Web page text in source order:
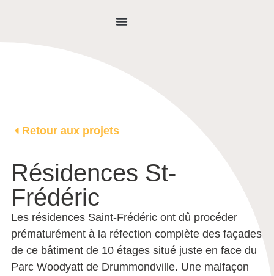
Retour aux projets
Résidences St-
Frédéric
Les résidences Saint-Frédéric ont dû procéder
prématurément à la réfection complète des façades
de ce bâtiment de 10 étages situé juste en face du
Parc Woodyatt de Drummondville. Une malfaçon